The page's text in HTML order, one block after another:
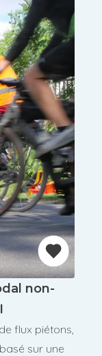
non-
flux piétons,
sur une